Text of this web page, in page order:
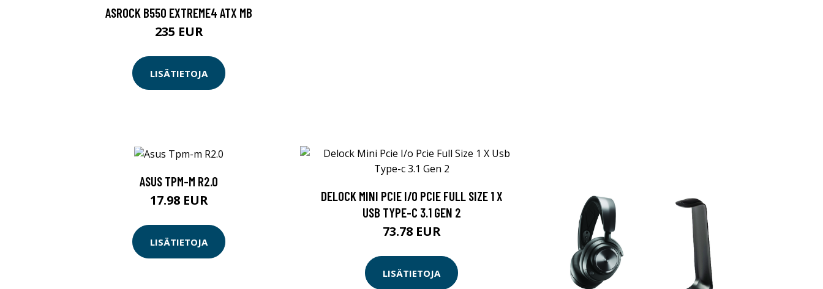
ASROCK B550 EXTREME4 ATX MB
235 EUR
LISÄTIETOJA
ASUS TPM-M R2.0
17.98 EUR
LISÄTIETOJA
DELOCK MINI PCIE I/O PCIE FULL SIZE 1 X
USB TYPE-C 3.1 GEN 2
73.78 EUR
LISÄTIETOJA